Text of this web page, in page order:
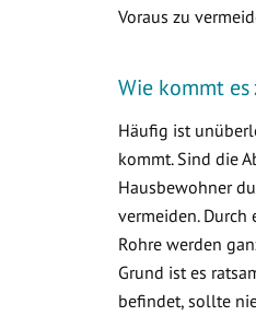
Voraus zu
Wie kommt
Häufig ist
kommt. Sind die
Hausbewohner
vermeiden.
Rohre werden
Grund ist es
befindet, sollte